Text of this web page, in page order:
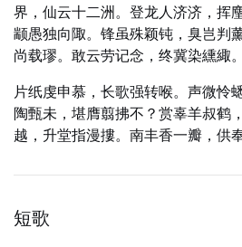
界，仙云十二洲。登龙人济济，挥
颛愚独向陬。锋虽殊颖钝，臭岂判
尚载璆。敢云劳记念，终冀染纁緅。
片纸虔申慕，长歌强转喉。声微怜
陶甄未，堪膺翦拂不？赏辜羊叔鹤
越，升堂指漫摟。南丰香一瓣，供
短歌